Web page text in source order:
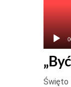
Święto